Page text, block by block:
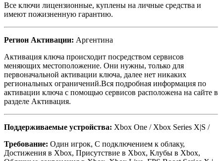
Все ключи лицензионные, куплены на личные средства и
имеют пожизненную гарантию.
Регион Активации: Аргентина
Активация ключа происходит посредством сервисов
меняющих местоположение. Они нужны, только для
первоначальной активации ключа, далее нет никаких
региональных ограничений.Вся подробная информация по
активации ключа с помощью сервисов расположена на сайте в
разделе Активация.
Поддерживаемые устройства: Xbox One / Xbox Series X|S /
Требование: Один игрок, С подключением к облаку,
Достижения в Xbox, Присутствие в Xbox, Клубы в Xbox,